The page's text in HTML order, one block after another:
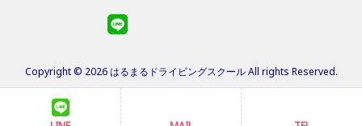
Copyright © 2026 はるまるドライビングスクール All rights Reserved.